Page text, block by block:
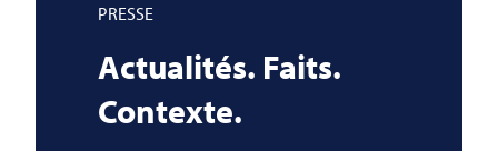
PRESSE
Actualités. Faits.
Contexte.